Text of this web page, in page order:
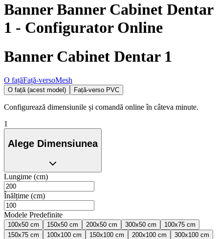
Banner Banner Cabinet Dentar
1 - Configurator Online
Banner Cabinet Dentar 1
O fațăFață-versoMesh
O față (acest model) Față-verso PVC
Configurează dimensiunile și comandă online în câteva minute.
1
Alege Dimensiunea
Lungime (cm)
Înălțime (cm)
Modele Predefinite
100x50 cm 150x50 cm 200x50 cm 300x50 cm
100x75 cm
150x75 cm
100x100 cm 150x100 cm 200x100 cm
300x100 cm